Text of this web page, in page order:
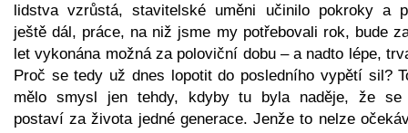
lidstva vzrůstá, stavitelské uměni učinilo pokroky a
ještě dál, práce, na niž jsme my potřebovali rok, bude
let vykonána možná za poloviční dobu – a nadto lépe,
Proč se tedy už dnes lopotit do posledního vypětí sil?
mělo smysl jen tehdy, kdyby tu byla naděje, že se
postaví za života jedné generace. Jenže to nelze